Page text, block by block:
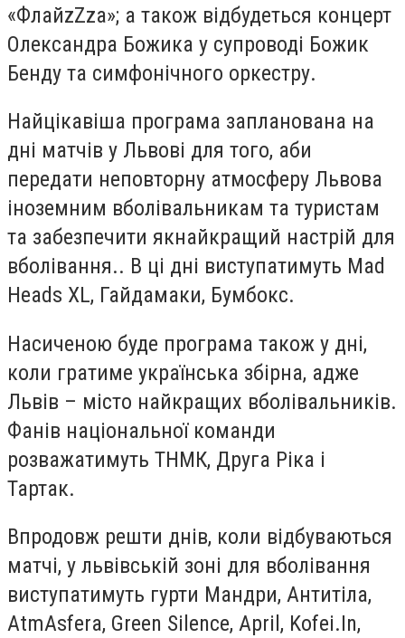
«ФлайzZza»; а також відбудеться концерт
Олександра Божика у супроводі Божик
Бенду та симфонічного оркестру.
Найцікавіша програма запланована на
дні матчів у Львові для того, аби
передати неповторну атмосферу Львова
іноземним вболівальникам та туристам
та забезпечити якнайкращий настрій для
вболівання.. В ці дні виступатимуть Mad
Heads XL, Гайдамаки, Бумбокс.
Насиченою буде програма також у дні,
коли гратиме українська збірна, адже
Львів – місто найкращих вболівальників.
Фанів національної команди
розважатимуть ТНМК, Друга Ріка і
Тартак.
Впродовж решти днів, коли відбуваються
матчі, у львівській зоні для вболівання
виступатимуть гурти Мандри, Антитіла,
AtmAsfera, Green Silence, April, Kofei.In,